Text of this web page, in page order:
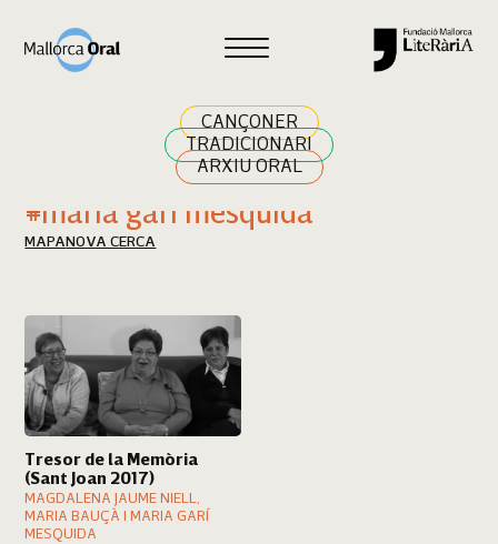
CANÇONER
TRADICIONARI
ARXIU ORAL
Cercar
Resultats cerca
#maria garí mesquida
MAPA NOVA CERCA
Tresor de la Memòria
(Sant Joan 2017)
MAGDALENA JAUME NIELL,
MARIA BAUÇÀ I MARIA GARÍ
MESQUIDA